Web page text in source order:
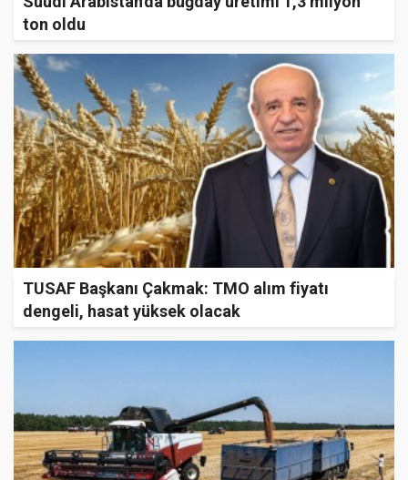
ton oldu
TUSAF Başkanı Çakmak: TMO alım fiyatı
dengeli, hasat yüksek olacak